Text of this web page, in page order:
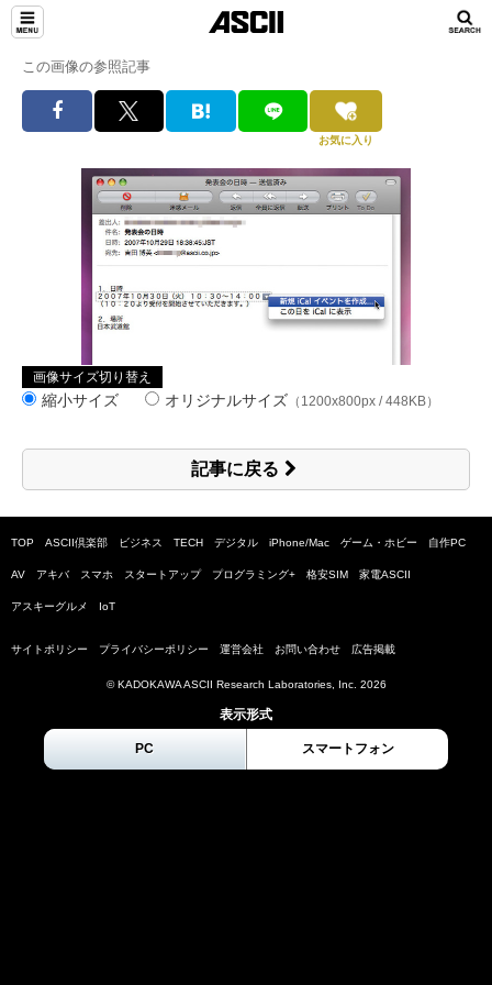
この画像の参照記事
お気に入り
画像サイズ切り替え
縮小サイズ オリジナルサイズ （1200x800px / 448KB）
記事に戻る
TOP ASCII倶楽部 ビジネス TECH デジタル iPhone/Mac ゲーム・ホビー 自作PC
AV アキバ スマホ スタートアップ プログラミング+ 格安SIM 家電ASCII
アスキーグルメ IoT
サイトポリシー プライバシーポリシー 運営会社 お問い合わせ 広告掲載
© KADOKAWA ASCII Research Laboratories, Inc. 2026
表示形式
PC スマートフォン